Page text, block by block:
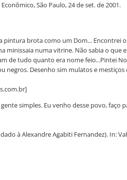
São Paulo, 24 de set. de 2001.
brota como um Dom...
numa vitrine. Não sabia o
de tudo quanto era nome feio...Pintei
negros. Desenho sim mulatos e mestiços
simples. Eu venho desse povo, faço
à Alexandre Agabiti Fernandez). In: